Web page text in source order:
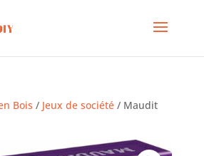
Bois / Jeux de société/ Maudit